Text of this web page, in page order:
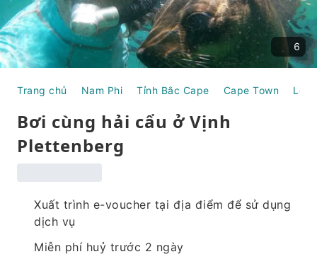
6
Trang chủ Nam Phi Tỉnh Bắc Cape Cape Town Lớp
Bơi cùng hải cẩu ở Vịnh
Plettenberg
Xuất trình e-voucher tại địa điểm để sử dụng
dịch vụ
Miễn phí huỷ trước 2 ngày